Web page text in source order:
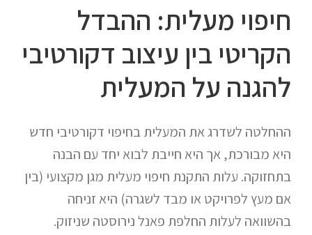
חיפוי מעלית: ההבדל
הקריטי בין עיצוב דקורטיבי
להגנה על המעלית
ההחלטה לשדרג את המעלית בחיפוי דקורטיבי חדש
היא מבורכת, אך היא חייבת לבוא יחד עם הבנה
בתחזוקה. עלות התקנת חיפוי מעלית מגן מקצועי (בין
אם מעץ לפרויקט או מבד לשגרה) היא זניחה
בהשוואה לעלות החלפת פאנל נירוסטה שניזוק.